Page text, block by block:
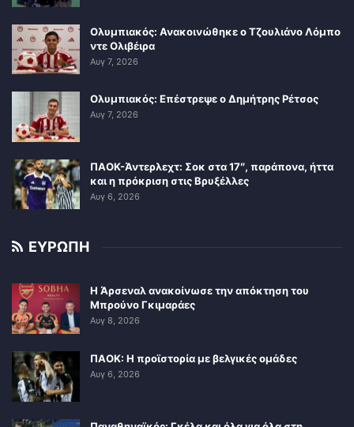
Ολυμπιακός: Ανακοινώθηκε ο Τζουλιάνο Λόμπο
ντε Ολιβέιρα
Αυγ 7, 2026
Ολυμπιακός: Επέστρεψε ο Δημήτρης Ρέτσος
Αυγ 7, 2026
ΠΑΟΚ-Άντερλεχτ: Σοκ στα 17″, παράπονα, ήττα
και η πρόκριση στις Βρυξέλλες
Αυγ 6, 2026
ΕΥΡΩΠΗ
Η Άρσεναλ ανακοίνωσε την απόκτηση του
Μπρούνο Γκιμαράες
Αυγ 8, 2026
ΠΑΟΚ: Η προϊστορία με βελγικές ομάδες
Αυγ 6, 2026